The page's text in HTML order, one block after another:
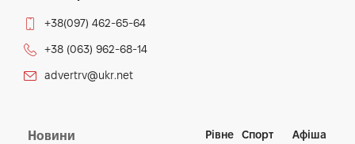
+38(097) 462-65-64
+38 (063) 962-68-14
advertrv@ukr.net
Новини
Рівне
Спорт
Афіша